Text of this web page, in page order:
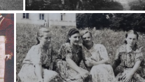
Młodzież z Chrobrza